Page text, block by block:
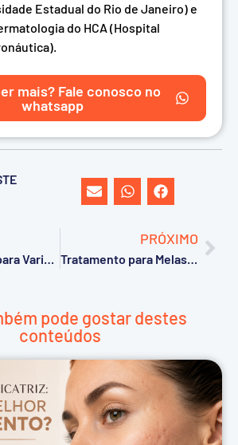
Estadual do Rio de Janeiro) e
do HCA (Hospital
mais? Fale conosco no
whatsapp
PRÓXIMO
Tratamento para Melasma: veja os melhores!
pode gostar destes
conteúdos